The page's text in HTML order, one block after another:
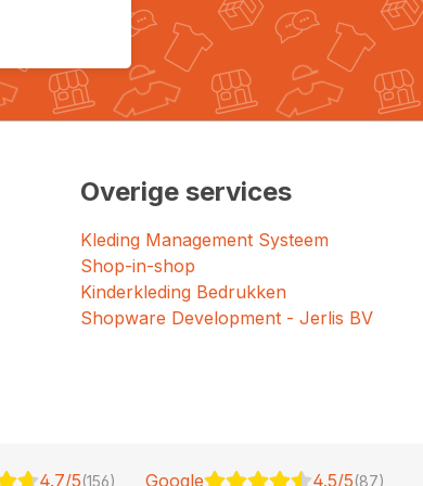
Overige services
Kleding Management Systeem
Shop-in-shop
Kinderkleding Bedrukken
Shopware Development - Jerlis BV
4.7/5(156) Google 4.5/5(87)